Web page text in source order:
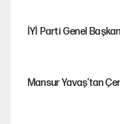
İYİ Parti Genel
Mansur Yavaş’tan